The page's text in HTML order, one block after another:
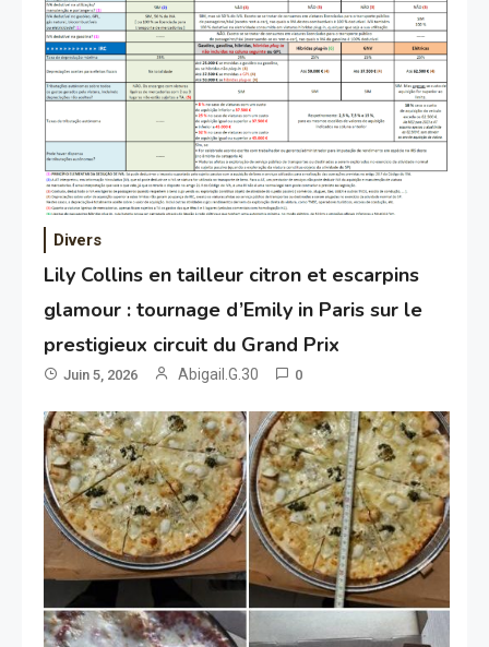
Divers
Lily Collins en tailleur citron et escarpins
glamour : tournage d’Emily in Paris sur le
prestigieux circuit du Grand Prix
Juin 5, 2026 Abigail.G.30 0